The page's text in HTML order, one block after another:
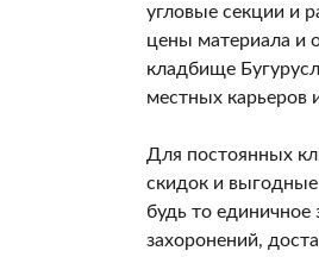
угловые секции и
цены материала и
кладбище
местных карьеров
Для постоянных
скидок и выгодные
будь то
захоронений,